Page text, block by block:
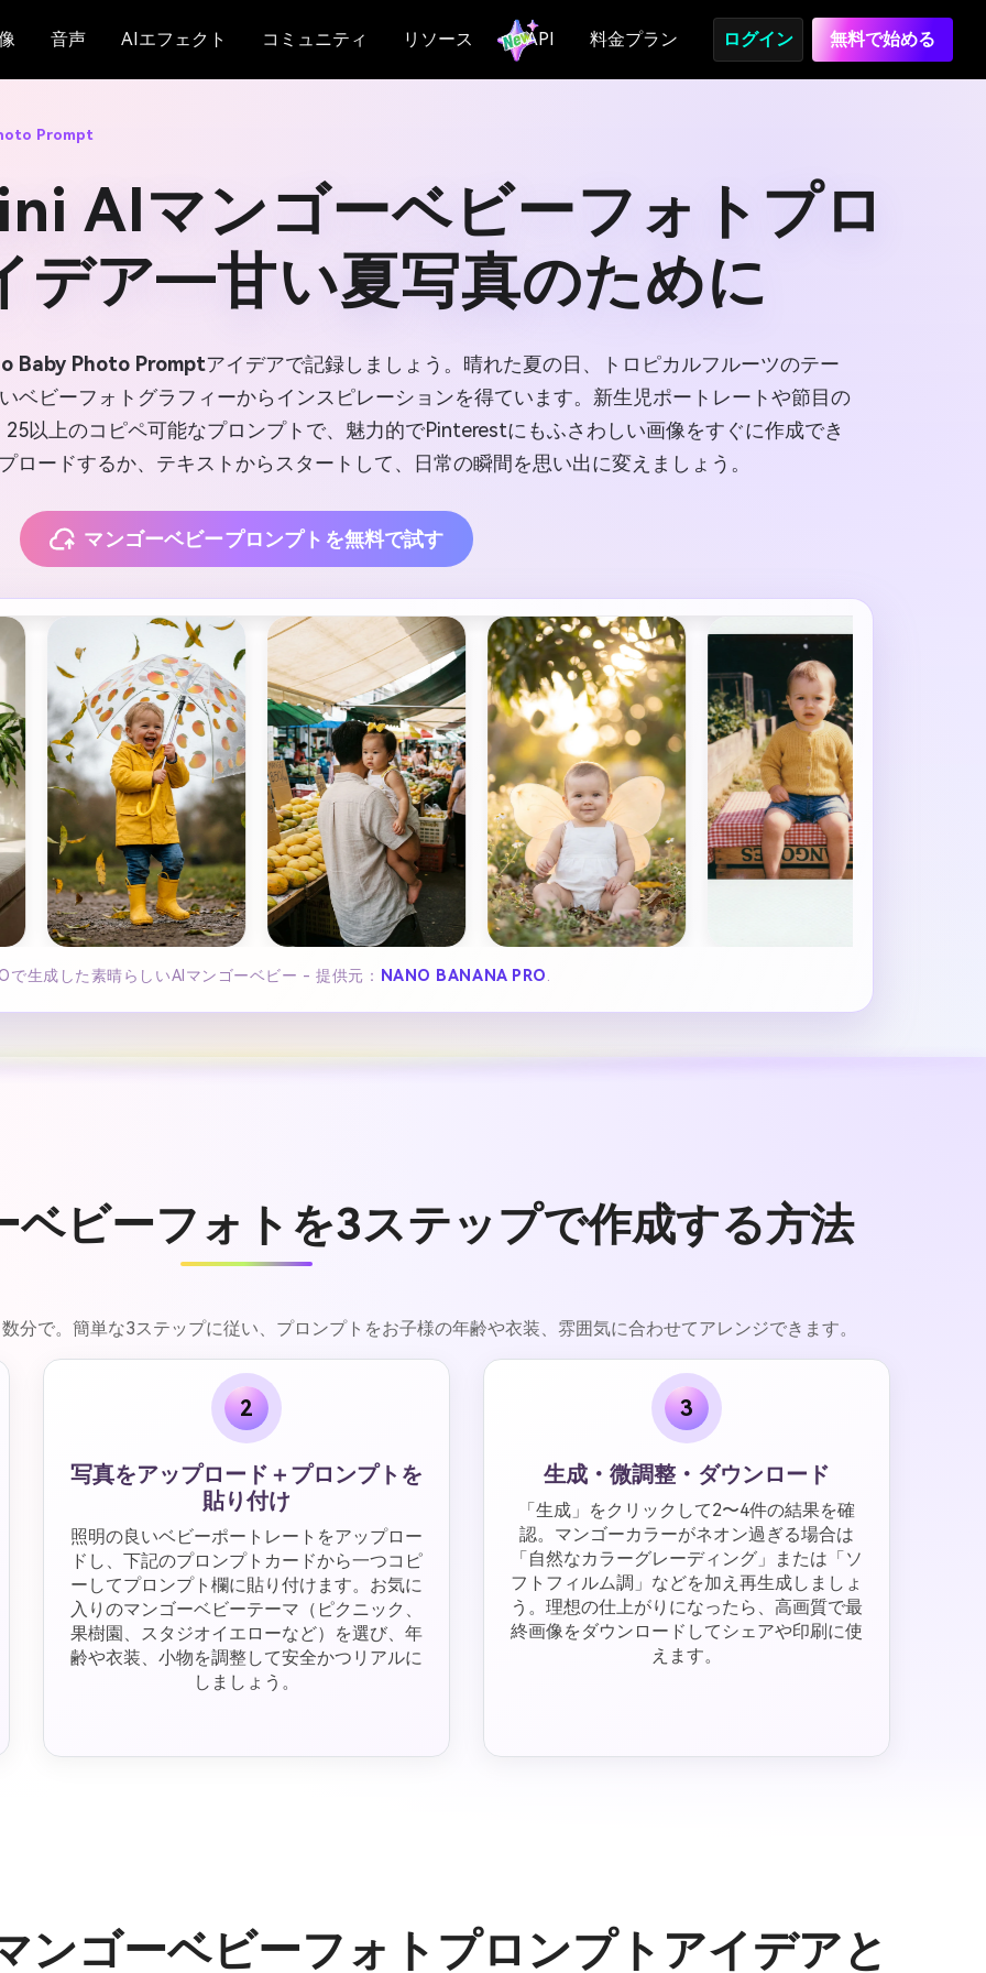
音声 AIエフェクト コミュニティ リソース API 料金プラン ログイン 無料で始める
Prompt
AIマンゴーベビーフォトプロ
デア―甘い夏写真のために
Baby Photo Promptアイデアで記録しましょう。晴れた夏の日、トロピカルフルーツのテー
ベビーフォトグラフィーからインスピレーションを得ています。新生児ポートレートや節目の
以上のコピペ可能なプロンプトで、魅力的でPinterestにもふさわしい画像をすぐに作成でき
ロードするか、テキストからスタートして、日常の瞬間を思い出に変えましょう。
マンゴーベビープロンプトを無料で試す
で生成した素晴らしいAIマンゴーベビー - 提供元： NANO BANANA PRO
ビーフォトを3ステップで作成する方法
分で。簡単な3ステップに従い、プロンプトをお子様の年齢や衣装、雰囲気に合わせてアレンジできます。
2
写真をアップロード＋プロンプトを
貼り付け
照明の良いベビーポートレートをアップロー
ドし、下記のプロンプトカードから一つコピ
ーしてプロンプト欄に貼り付けます。お気に
入りのマンゴーベビーテーマ（ピクニック、
果樹園、スタジオイエローなど）を選び、年
齢や衣装、小物を調整して安全かつリアルに
しましょう。
3
生成・微調整・ダウンロード
「生成」をクリックして2〜4件の結果を確
認。マンゴーカラーがネオン過ぎる場合は
「自然なカラーグレーディング」または「ソ
フトフィルム調」などを加え再生成しましょ
う。理想の仕上がりになったら、高画質で最
終画像をダウンロードしてシェアや印刷に使
えます。
ンゴーベビーフォトプロンプトアイデアと